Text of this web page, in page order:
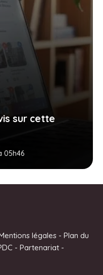
sur cette
05h46
légales- Plan du
- Partenariat -